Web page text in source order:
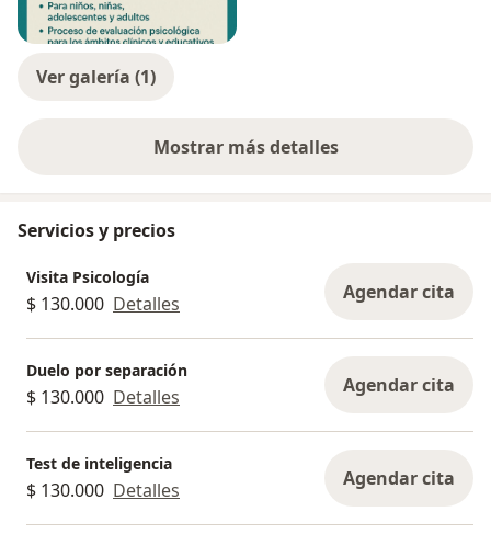
Ver galería (1)
Mostrar más detalles
sobre la experiencia
Servicios y precios
Visita Psicología
$ 130.000 Detalles Agendar cita
Duelo por separación
$ 130.000 Detalles Agendar cita
Test de inteligencia
$ 130.000 Detalles Agendar cita